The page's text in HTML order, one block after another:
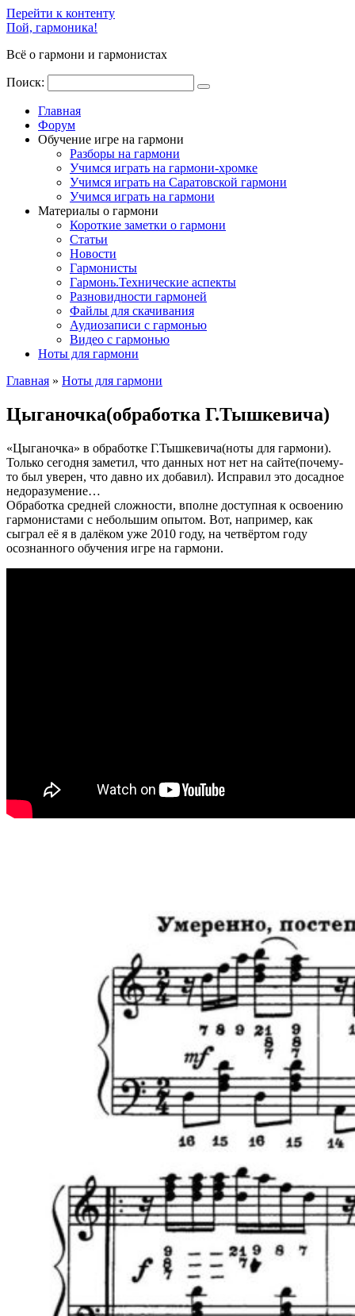
Перейти к контенту
Пой, гармоника!
Всё о гармони и гармонистах
Поиск:
Главная
Форум
Обучение игре на гармони
Разборы на гармони
Учимся играть на гармони-хромке
Учимся играть на Саратовской гармони
Учимся играть на гармони
Материалы о гармони
Короткие заметки о гармони
Cтатьи
Новости
Гармонисты
Гармонь.Технические аспекты
Разновидности гармоней
Файлы для скачивания
Аудиозаписи с гармонью
Видео с гармонью
Ноты для гармони
Главная » Ноты для гармони
Цыганочка(обработка Г.Тышкевича)
«Цыганочка» в обработке Г.Тышкевича(ноты для гармони).
Только сегодня заметил, что данных нот нет на сайте(почему-
то был уверен, что давно их добавил). Исправил это досадное
недоразумение…
Обработка средней сложности, вполне доступная к освоению
гармонистами с небольшим опытом. Вот, например, как
сыграл её я в далёком уже 2010 году, на четвёртом году
осознанного обучения игре на гармони.